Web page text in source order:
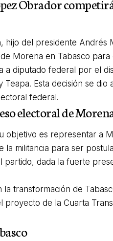
Obrador
hijo del presidente Andrés
Morena en Tabasco
a diputado federal por el
Esta decisión se
federal.
electoral de
objetivo es representar a
militancia para ser
partido, dada la fuerte
la transformación de
proyecto de la Cuarta